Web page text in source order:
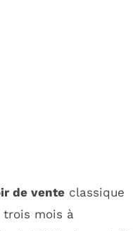
de vente classique
mois à